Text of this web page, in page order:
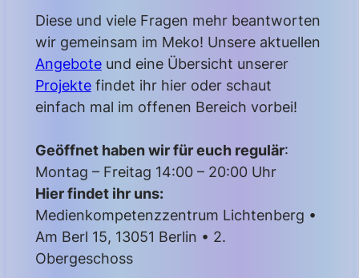
Diese und viele Fragen mehr beantworten
wir gemeinsam im Meko! Unsere aktuellen
Angeboteund eine Übersicht unserer
Projektefindet ihr hier oder schaut
einfach mal im offenen Bereich vorbei!
Geöffnet haben wir für euch regulär:
Montag – Freitag 14:00 – 20:00 Uhr
Hier findet ihr uns:
Medienkompetenzzentrum Lichtenberg •
Am Berl 15, 13051 Berlin • 2.
Obergeschoss